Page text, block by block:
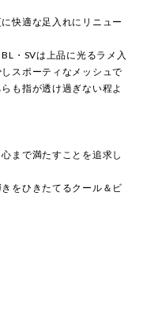
快適な足入れにリニュー
・SVは上品に光るラメ入
スポーティなメッシュで
も指が透け過ぎない程よ
まで満たすことを追求し
をひきたてるクール＆ビ